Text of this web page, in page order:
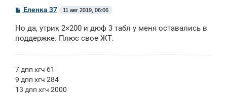
С
о
б
щ
е
Еленка 37 11 авг 2019, 06:06
Но да, утрик 2×200 и дюф 3 табл у меня оставались в
поддержке. Плюс свое ЖТ.
7 дпп хгч 61
9 дпп хгч 284
13 дпп хгч 2000